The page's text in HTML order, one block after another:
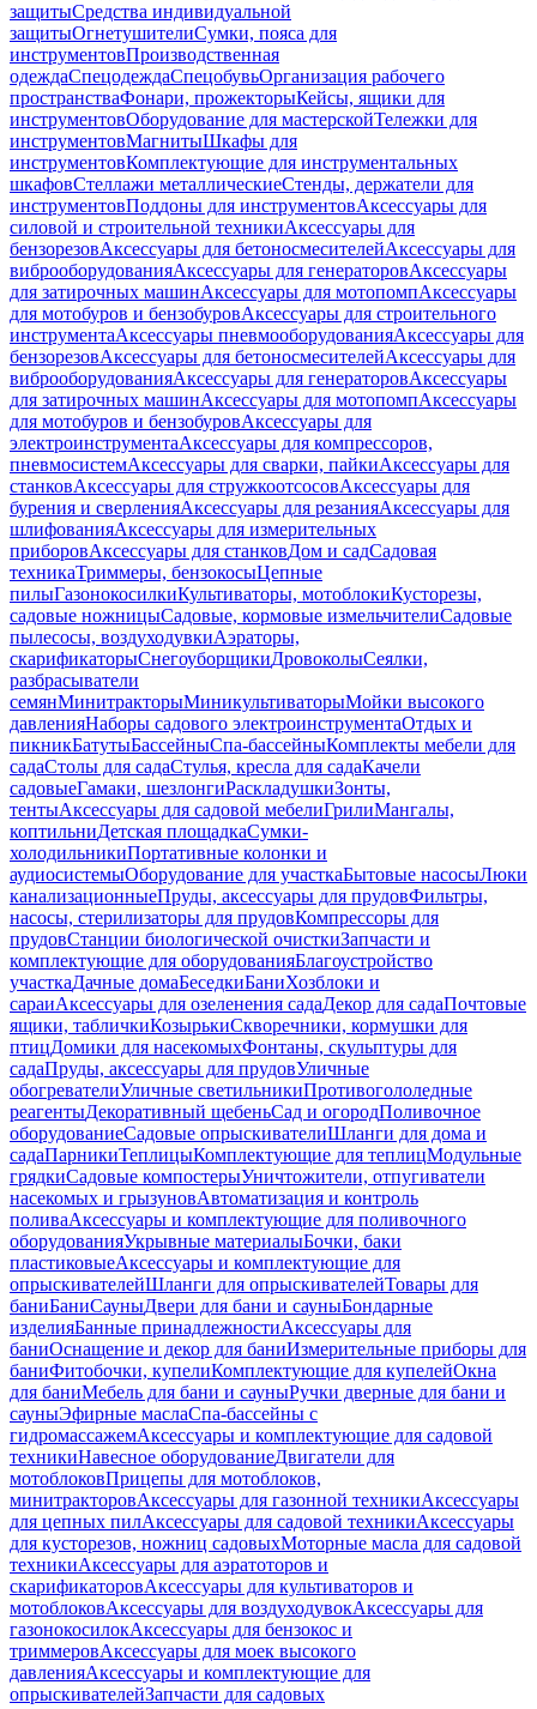
защитыСредства индивидуальной
защитыОгнетушителиСумки, пояса для
инструментовПроизводственная
одеждаСпецодеждаСпецобувьОрганизация рабочего
пространстваФонари, прожекторыКейсы, ящики для
инструментовОборудование для мастерскойТележки для
инструментовМагнитыШкафы для
инструментовКомплектующие для инструментальных
шкафовСтеллажи металлическиеСтенды, держатели для
инструментовПоддоны для инструментовАксессуары для
силовой и строительной техникиАксессуары для
бензорезовАксессуары для бетоносмесителейАксессуары для
виброоборудованияАксессуары для генераторовАксессуары
для затирочных машинАксессуары для мотопомпАксессуары
для мотобуров и бензобуровАксессуары для строительного
инструментаАксессуары пневмооборудованияАксессуары для
бензорезовАксессуары для бетоносмесителейАксессуары для
виброоборудованияАксессуары для генераторовАксессуары
для затирочных машинАксессуары для мотопомпАксессуары
для мотобуров и бензобуровАксессуары для
электроинструментаАксессуары для компрессоров,
пневмосистемАксессуары для сварки, пайкиАксессуары для
станковАксессуары для стружкоотсосовАксессуары для
бурения и сверленияАксессуары для резанияАксессуары для
шлифованияАксессуары для измерительных
приборовАксессуары для станковДом и садСадовая
техникаТриммеры, бензокосыЦепные
пилыГазонокосилкиКультиваторы, мотоблокиКусторезы,
садовые ножницыСадовые, кормовые измельчителиСадовые
пылесосы, воздуходувкиАэраторы,
скарификаторыСнегоуборщикиДровоколыСеялки,
разбрасыватели
семянМинитракторыМиникультиваторыМойки высокого
давленияНаборы садового электроинструментаОтдых и
пикникБатутыБассейныСпа-бассейныКомплекты мебели для
садаСтолы для садаСтулья, кресла для садаКачели
садовыеГамаки, шезлонгиРаскладушкиЗонты,
тентыАксессуары для садовой мебелиГрилиМангалы,
коптильниДетская площадкаСумки-
холодильникиПортативные колонки и
аудиосистемыОборудование для участкаБытовые насосыЛюки
канализационныеПруды, аксессуары для прудовФильтры,
насосы, стерилизаторы для прудовКомпрессоры для
прудовСтанции биологической очисткиЗапчасти и
комплектующие для оборудованияБлагоустройство
участкаДачные домаБеседкиБаниХозблоки и
сараиАксессуары для озеленения садаДекор для садаПочтовые
ящики, табличкиКозырькиСкворечники, кормушки для
птицДомики для насекомыхФонтаны, скульптуры для
садаПруды, аксессуары для прудовУличные
обогревателиУличные светильникиПротивогололедные
реагентыДекоративный щебеньСад и огородПоливочное
оборудованиеСадовые опрыскивателиШланги для дома и
садаПарникиТеплицыКомплектующие для теплицМодульные
грядкиСадовые компостерыУничтожители, отпугиватели
насекомых и грызуновАвтоматизация и контроль
поливаАксессуары и комплектующие для поливочного
оборудованияУкрывные материалыБочки, баки
пластиковыеАксессуары и комплектующие для
опрыскивателейШланги для опрыскивателейТовары для
баниБаниСауныДвери для бани и сауныБондарные
изделияБанные принадлежностиАксессуары для
баниОснащение и декор для баниИзмерительные приборы для
баниФитобочки, купелиКомплектующие для купелейОкна
для баниМебель для бани и сауныРучки дверные для бани и
сауныЭфирные маслаСпа-бассейны с
гидромассажемАксессуары и комплектующие для садовой
техникиНавесное оборудованиеДвигатели для
мотоблоковПрицепы для мотоблоков,
минитракторовАксессуары для газонной техникиАксессуары
для цепных пилАксессуары для садовой техникиАксессуары
для кусторезов, ножниц садовыхМоторные масла для садовой
техникиАксессуары для аэратоторов и
скарификаторовАксессуары для культиваторов и
мотоблоковАксессуары для воздуходувокАксессуары для
газонокосилокАксессуары для бензокос и
триммеровАксессуары для моек высокого
давленияАксессуары и комплектующие для
опрыскивателейЗапчасти для садовых